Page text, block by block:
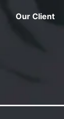
Our Client